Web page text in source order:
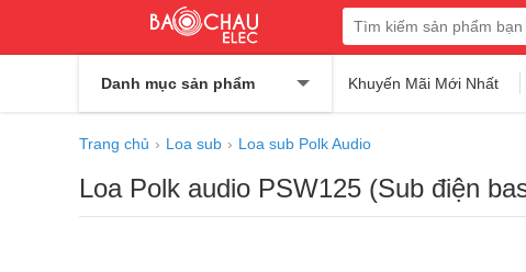
Danh mục sản phẩm Khuyến Mãi Mới Nhất
Trang chủ Loa sub Loa sub Polk Audio
Loa Polk audio PSW125 (Sub điện